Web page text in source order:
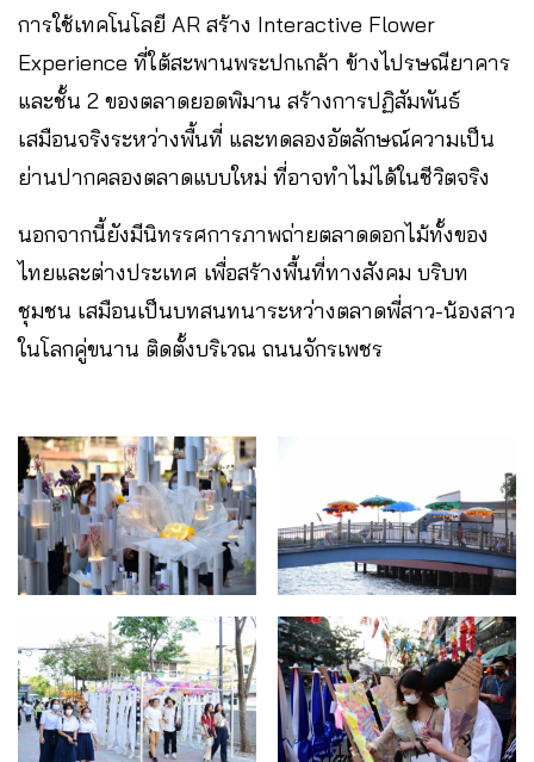
การใช้เทคโนโลยี AR สร้าง Interactive Flower
Experience ที่ใต้สะพานพระปกเกล้า ข้างไปรษณียาคาร
และชั้น 2 ของตลาดยอดพิมาน สร้างการปฏิสัมพันธ์
เสมือนจริงระหว่างพื้นที่ และทดลองอัตลักษณ์ความเป็น
ย่านปากคลองตลาดแบบใหม่ ที่อาจทำไม่ได้ในชีวิตจริง
นอกจากนี้ยังมีนิทรรศการภาพถ่ายตลาดดอกไม้ทั้งของ
ไทยและต่างประเทศ เพื่อสร้างพื้นที่ทางสังคม บริบท
ชุมชน เสมือนเป็นบทสนทนาระหว่างตลาดพี่สาว-น้องสาว
ในโลกคู่ขนาน ติดตั้งบริเวณ ถนนจักรเพชร